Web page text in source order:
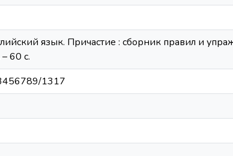
язык. Причастие : сборник правил и
60 с.
1317